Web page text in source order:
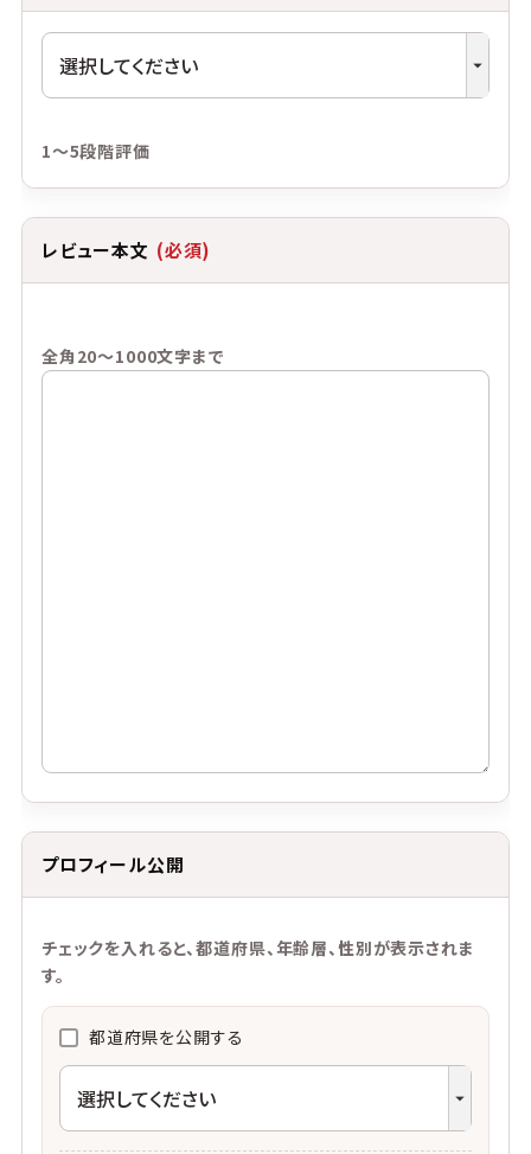
1～5段階評価
レビュー本文 (必須)
全角20～1000文字まで
プロフィール公開
チェックを入れると、都道府県、年齢層、性別が表示されま
す。
都道府県を公開する